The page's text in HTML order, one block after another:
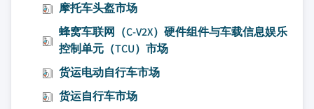
摩托车头盔市场
蜂窝车联网（C-V2X）硬件组件与车载信息娱乐
控制单元（TCU）市场
货运电动自行车市场
货运自行车市场